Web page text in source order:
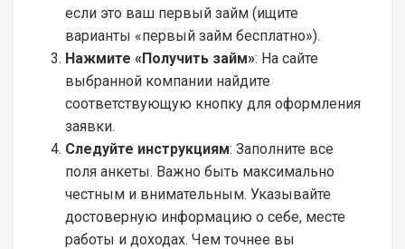
если это ваш первый займ (ищите
варианты «первый займ бесплатно»).
Нажмите «Получить займ»: На сайте
выбранной компании найдите
соответствующую кнопку для оформления
заявки.
Следуйте инструкциям: Заполните все
поля анкеты. Важно быть максимально
честным и внимательным. Указывайте
достоверную информацию о себе, месте
работы и доходах. Чем точнее вы